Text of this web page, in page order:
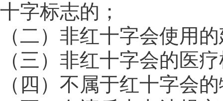
十字标志的；
（二）非红十字会使用
（三）非红十字会的医
（四）不属于红十字会